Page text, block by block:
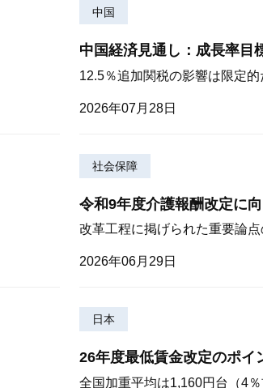
中国
中国経済見通し：成長率目
12.5％追加関税の影響は限定
2026年07月28日
社会保障
令和9年度介護報酬改定に
改革工程に掲げられた重要論
2026年06月29日
日本
26年度最低賃金改定のポ
全国加重平均は1,160円台（4